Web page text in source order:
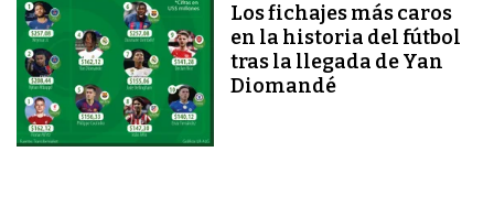
Los fichajes más caros
en la historia del fútbol
tras la llegada de Yan
Diomandé